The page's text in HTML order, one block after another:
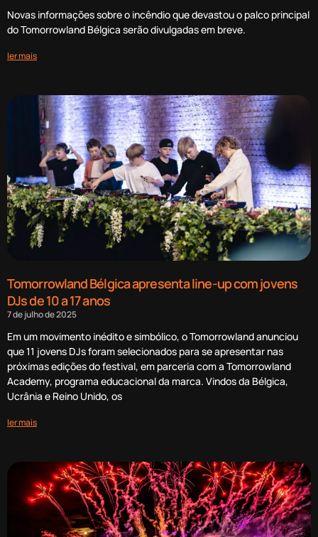
Novas informações sobre o incêndio que devastou o palco principal
do Tomorrowland Bélgica serão divulgadas em breve.
ler mais
Tomorrowland Bélgica apresenta line-up com jovens
DJs de 10 a 17 anos
7 de julho de 2025
Em um movimento inédito e simbólico, o Tomorrowland anunciou
que 11 jovens DJs foram selecionados para se apresentar nas
próximas edições do festival, em parceria com a Tomorrowland
Academy, programa educacional da marca. Vindos da Bélgica,
Ucrânia e Reino Unido, os
ler mais